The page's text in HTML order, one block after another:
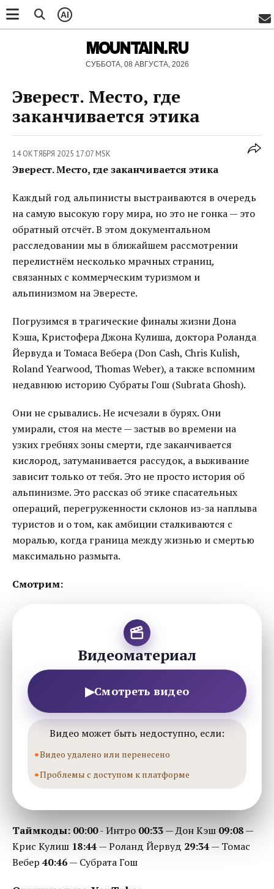
AI
MOUNTAIN.RU
СУББОТА, 08 АВГУСТА, 2026
Эверест. Место, где
заканчивается этика
14 ОКТЯБРЯ 2025 17:07 MSK
Эверест. Место, где заканчивается этика
Каждый год альпинисты выстраиваются в очередь
на самую высокую гору мира, но это не гонка — это
обратный отсчёт. В этом документальном
расследовании мы в ближайшем рассмотрении
перелистнём несколько мрачных страниц,
связанных с коммерческим туризмом и
альпинизмом на Эвересте.
Погрузимся в трагические финалы жизни Дона
Кэша, Кристофера Джона Кулиша, доктора Роланда
Йервуда и Томаса Вебера (Don Cash, Chris Kulish,
Roland Yearwood, Thomas Weber), а также вспомним
недавнюю историю Субраты Гош (Subrata Ghosh).
Они не срывались. Не исчезали в бурях. Они
умирали, стоя на месте — застыв во времени на
узких гребнях зоны смерти, где заканчивается
кислород, затуманивается рассудок, а выживание
зависит только от тебя. Это не просто история об
альпинизме. Это рассказ об этике спасательных
операций, перегруженности склонов из-за наплыва
туристов и о том, как амбиции сталкиваются с
моралью, когда граница между жизнью и смертью
максимально размыта.
Смотрим:
Видеоматериал
▶Смотреть видео
Видео может быть недоступно, если:
Видео удалено или перенесено
Проблемы с доступом к платформе
Таймкоды: 00:00- Интро 00:33— Дон Кэш 09:08—
Крис Кулиш 18:44— Роланд Йервуд 29:34— Томас
Вебер 40:46— Субрата Гош